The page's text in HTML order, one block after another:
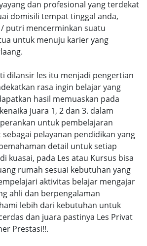
dan profesional yang terdekat
domisili tempat tinggal anda,
putri mencerminkan suatu
untuk menuju karier yang
dilansir les itu menjadi pengertian
rasa ingin belajar yang
hasil memuaskan pada
juara 1, 2 dan 3. dalam
untuk pembelajaran
pelayanan pendidikan yang
detail untuk setiap
kuasai, pada Les atau Kursus bisa
rumah sesuai kebutuhan yang
aktivitas belajar mengajar
ahli dan berpengalaman
lebih dari kebutuhan untuk
dan juara pastinya Les Privat
Prestasi!!.